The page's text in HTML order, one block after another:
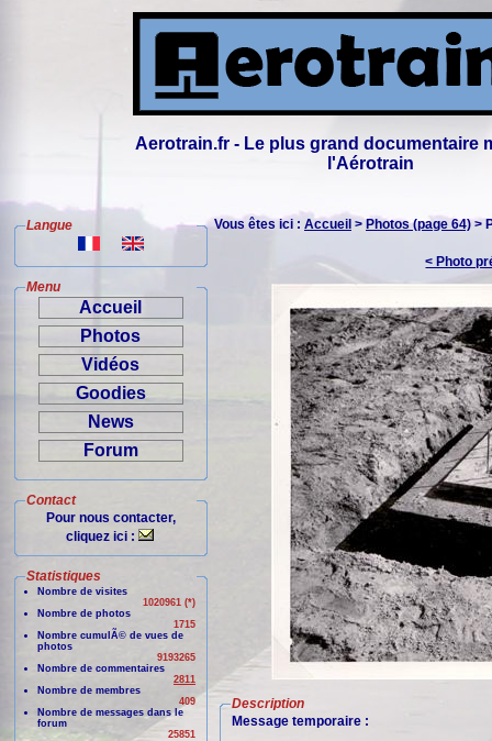
Aerotrain.fr - Le plus grand documentaire
l'Aérotrain
Langue
Menu
Accueil
Photos
Vidéos
Goodies
News
Forum
Contact
Pour nous contacter,
cliquez ici :
Statistiques
Nombre de visites
1020961 (*)
Nombre de photos
1715
Nombre cumulÃ© de vues de
photos
9193265
Nombre de commentaires
2811
Nombre de membres
409
Nombre de messages dans le
forum
25851
Vous êtes ici : Accueil > Photos (page 64) >
< Photo
Description
Message temporaire :